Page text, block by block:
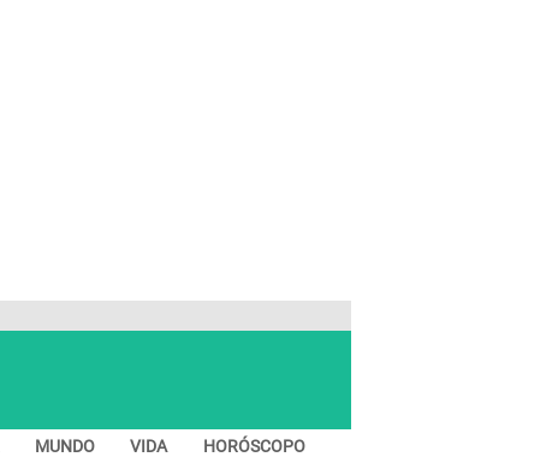
MUNDO VIDA HORÓSCOPO